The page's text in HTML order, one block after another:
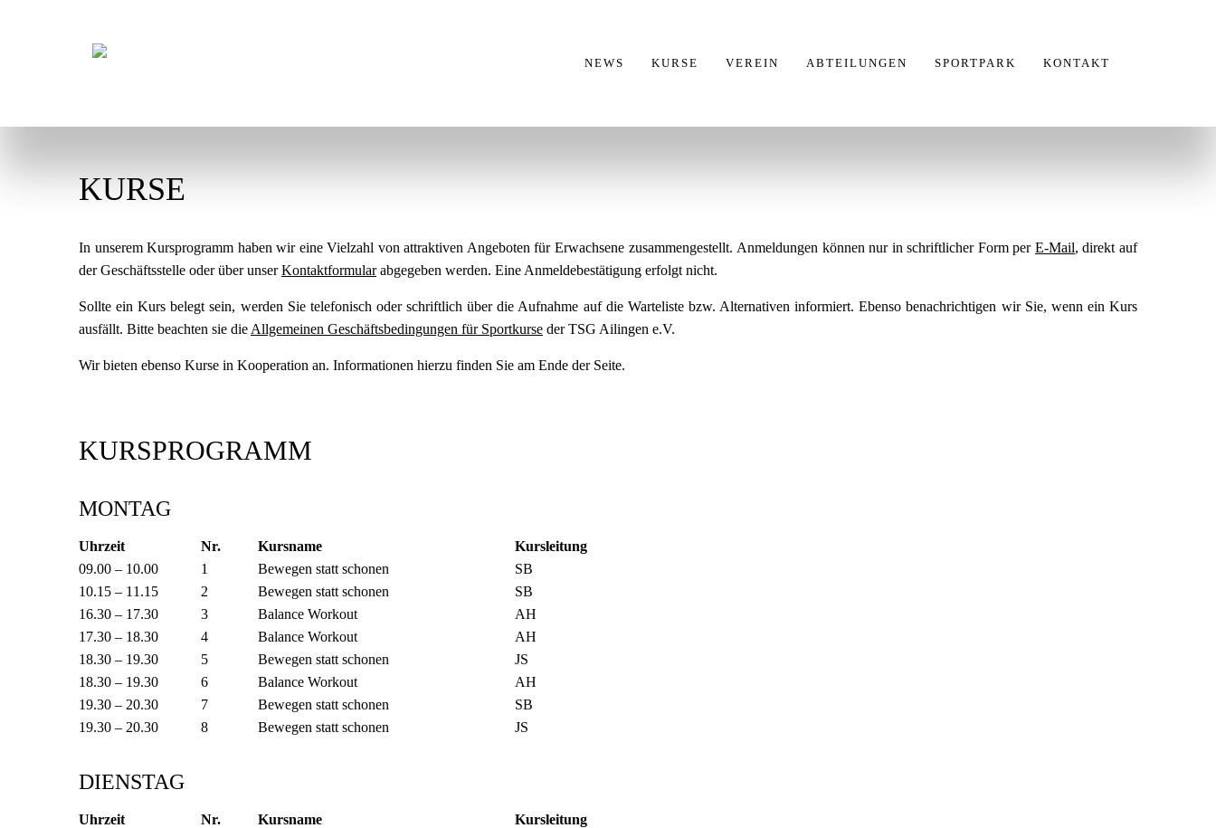
NEWS KURSE VEREIN ABTEILUNGEN SPORTPARK KONTAKT
KURSE
In unserem Kursprogramm haben wir eine Vielzahl von attraktiven Angeboten für Erwachsene zusammengestellt. Anmeldungen können nur in schriftlicher Form per E-Mail, direkt auf
der Geschäftsstelle oder über unserKontaktformularabgegeben werden. Eine Anmeldebestätigung erfolgt nicht.
Sollte ein Kurs belegt sein, werden Sie telefonisch oder schriftlich über die Aufnahme auf die Warteliste bzw. Alternativen informiert. Ebenso benachrichtigen wir Sie, wenn ein Kurs
ausfällt. Bitte beachten sie die Allgemeinen Geschäftsbedingungen für Sportkurse der TSG Ailingen e.V.
Wir bieten ebenso Kurse in Kooperation an. Informationen hierzu finden Sie am Ende der Seite.
KURSPROGRAMM
MONTAG
Uhrzeit Nr. Kursname
Kursleitung
09.00 – 10.00
1 Bewegen statt schonen
SB
10.15 – 11.15
2 Bewegen statt schonen
SB
16.30 – 17.30
3 Balance Workout
AH
17.30 – 18.30
4 Balance Workout
AH
18.30 – 19.30
5 Bewegen statt schonen
JS
18.30 – 19.30
6 Balance Workout
AH
19.30 – 20.30
7 Bewegen statt schonen
SB
19.30 – 20.30
8 Bewegen statt schonen JS
DIENSTAG
Uhrzeit Nr. Kursname
Kursleitung